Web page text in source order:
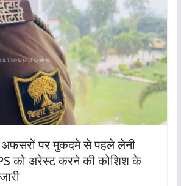
अफसरों पर मुकदमे से पहले लेनी
को अरेस्ट करने की कोशिश के